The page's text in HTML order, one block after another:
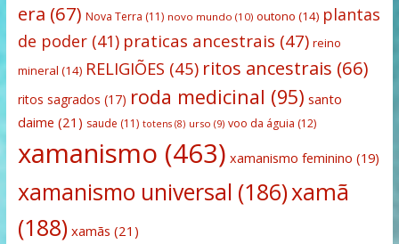
era (67) Nova Terra (11) novo mundo (10) outono (14) plantas
de poder(41) praticas ancestrais (47) reino
mineral (14) RELIGIÕES (45) ritos ancestrais (66)
ritos sagrados (17) roda medicinal (95) santo
daime (21) saude (11) totens(8) urso (9) voo da águia (12)
xamanismo (463) xamanismo feminino (19)
xamanismo universal (186)xamã
(188) xamãs (21)